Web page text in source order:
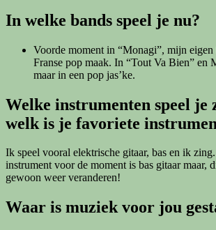
In welke bands speel je nu?
Voorde moment in “Monagi”, mijn
Franse pop maak. In “Tout Va Bien” en
maar in een pop jas’ke.
Welke instrumenten speel je
welk is je favoriete
Ik speel vooral elektrische gitaar, bas en ik
instrument voor de moment is bas gitaar maar,
gewoon weer veranderen!
Waar is muziek voor jou